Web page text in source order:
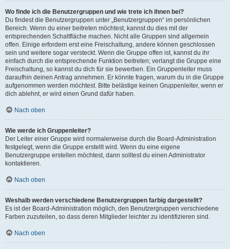
Wo finde ich die Benutzergruppen und wie trete ich ihnen bei?
Du findest die Benutzergruppen unter „Benutzergruppen“ im persönlichen
Bereich. Wenn du einer beitreten möchtest, kannst du dies mit der
entsprechenden Schaltfläche machen. Nicht alle Gruppen sind allgemein
offen. Einige erfordern erst eine Freischaltung, andere können geschlossen
sein und weitere sogar versteckt. Wenn die Gruppe offen ist, kannst du ihr
einfach durch die entsprechende Funktion beitreten; verlangt die Gruppe eine
Freischaltung, so kannst du dich für sie bewerben. Ein Gruppenleiter muss
daraufhin deinen Antrag annehmen. Er könnte fragen, warum du in die Gruppe
aufgenommen werden möchtest. Bitte belästige keinen Gruppenleiter, wenn er
dich ablehnt, er wird einen Grund dafür haben.
Nach oben
Wie werde ich Gruppenleiter?
Der Leiter einer Gruppe wird normalerweise durch die Board-Administration
festgelegt, wenn die Gruppe erstellt wird. Wenn du eine eigene
Benutzergruppe erstellen möchtest, dann solltest du einen Administrator
kontaktieren.
Nach oben
Weshalb werden verschiedene Benutzergruppen farbig dargestellt?
Es ist der Board-Administration möglich, den Benutzergruppen verschiedene
Farben zuzuteilen, so dass deren Mitglieder leichter zu identifizieren sind.
Nach oben